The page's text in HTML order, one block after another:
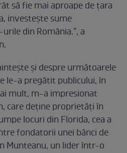
să fie mai aproape de ţara
investeşte sume
din România.”, a
şi despre următoarele
le-a pregătit publicului, în
mult, m-a impresionat
care deţine proprietăţi în
locuri din Florida, cea a
fondatorii unei bănci de
Munteanu, un lider într-o